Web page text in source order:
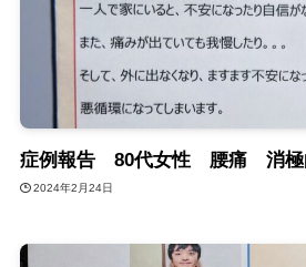
症例報告 80代女性 腰痛 消極
2024年2月24日